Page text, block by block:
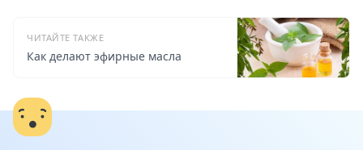
ЧИТАЙТЕ ТАКЖЕ
Как делают эфирные масла